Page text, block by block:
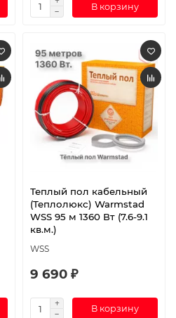
В корзину
Теплый пол кабельный
(Теплолюкс) Warmstad
WSS 95 м 1360 Вт (7.6-9.1
кв.м.)
WSS
9 690 ₽
В корзину